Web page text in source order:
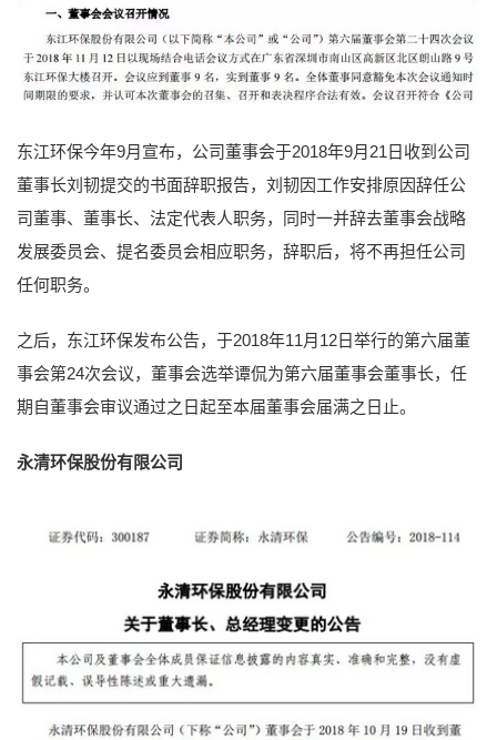
东江环保今年9月宣布，公司董事会于2018年9月21日收到公司
董事长刘韧提交的书面辞职报告，刘韧因工作安排原因辞任公
司董事、董事长、法定代表人职务，同时一并辞去董事会战略
发展委员会、提名委员会相应职务，辞职后，将不再担任公司
任何职务。
之后，东江环保发布公告，于2018年11月12日举行的第六届董
事会第24次会议，董事会选举谭侃为第六届董事会董事长，任
期自董事会审议通过之日起至本届董事会届满之日止。
永清环保股份有限公司